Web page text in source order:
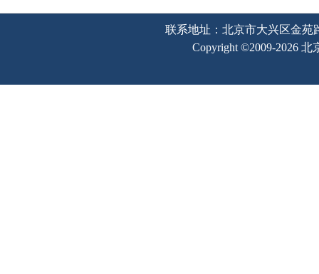
联系地址：北京市大兴区金苑
Copyright ©2009-2026 北